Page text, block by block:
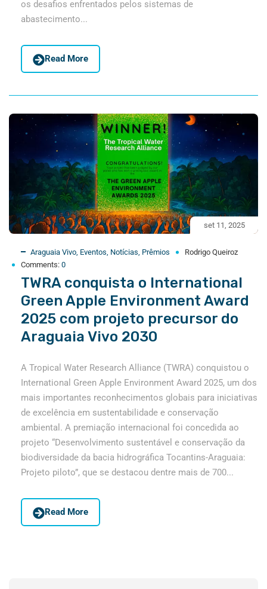
os desafios enfrentados pelos sistemas de
abastecimento...
Read More
set 11, 2025
Araguaia Vivo, Eventos, Notícias, Prêmios
Rodrigo Queiroz
Comments: 0
TWRA conquista o International
Green Apple Environment Award
2025 com projeto precursor do
Araguaia Vivo 2030
A Tropical Water Research Alliance (TWRA) conquistou o
International Green Apple Environment Award 2025, um dos
mais importantes reconhecimentos globais para iniciativas
de excelência em sustentabilidade e conservação
ambiental. A premiação internacional foi concedida ao
projeto “Desenvolvimento sustentável e conservação da
biodiversidade da bacia hidrográfica Tocantins-Araguaia:
Projeto piloto”, que se destacou dentre mais de 700...
Read More